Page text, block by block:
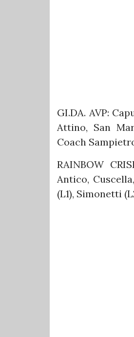
GI.DA. AVP:
Attino, San
Coach
RAINBOW
Antico,
(L1), Simonetti